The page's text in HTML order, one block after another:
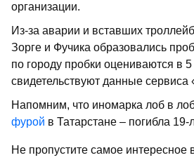
организации.
Из-за аварии и вставших
Зорге и Фучика образовались
по городу пробки оцениваются в
свидетельствуют данные сервиса
Напомним, что иномарка лоб в
фурой в Татарстане – погибла
Не пропустите самое интересное